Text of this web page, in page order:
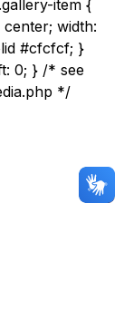
item {
width:
#cfcfcf; }
0; } /* see
*/